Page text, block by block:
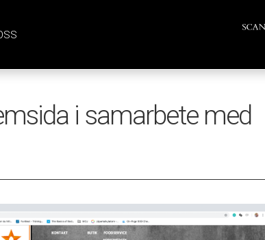
i samarbete med